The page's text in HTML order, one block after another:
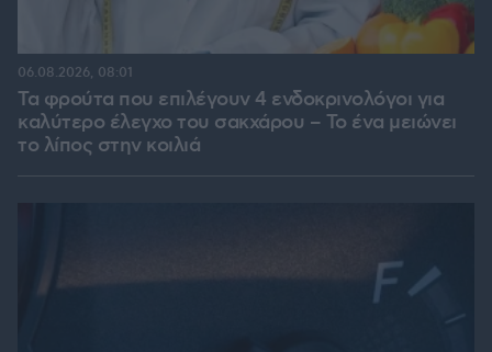
Τα φρούτα που επιλέγουν 4 ενδοκρινολόγοι για
καλύτερο έλεγχο του σακχάρου – Το ένα μειώνει
το λίπος στην κοιλιά
06.08.2026, 08:01